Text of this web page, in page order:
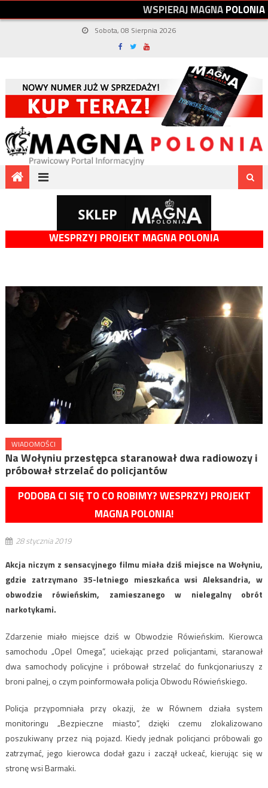
WSPIERAJMAGNAPOLONIA
Sobota, 08 Sierpnia 2026
WESPRZYJ PROJEKT MAGNA POLONIA
WIADOMOŚCI
Na Wołyniu przestępca staranował dwa radiowozy i
próbował strzelać do policjantów
PODOBA CI SIĘ TO CO ROBIMY? WESPRZYJ PROJEKT
MAGNA POLONIA!
28 stycznia 2019
Akcja niczym z sensacyjnego filmu miała dziś miejsce na Wołyniu,
gdzie zatrzymano 35-letniego mieszkańca wsi Aleksandria, w
obwodzie rówieńskim, zamieszanego w nielegalny obrót
narkotykami.
Zdarzenie miało miejsce dziś w Obwodzie Rówieńskim. Kierowca
samochodu „Opel Omega”, uciekając przed policjantami, staranował
dwa samochody policyjne i próbował strzelać do funkcjonariuszy z
broni palnej, o czym poinformowała policja Obwodu Rówieńskiego.
Policja przypomniała przy okazji, że w Równem działa system
monitoringu „Bezpieczne miasto”, dzięki czemu zlokalizowano
poszukiwany przez nią pojazd. Kiedy jednak policjanci próbowali go
zatrzymać, jego kierowca dodał gazu i zaczął uckeać, kierując się w
stronę wsi Barmaki.